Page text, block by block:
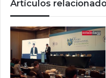
Artículos